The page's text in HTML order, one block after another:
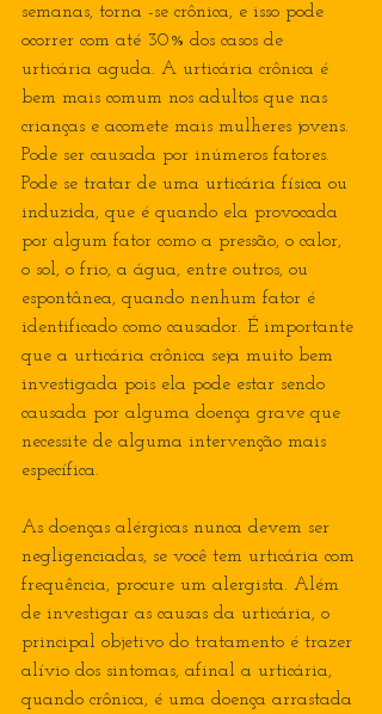
semanas, torna -se crônica, e isso pode
ocorrer com até 30% dos casos de
urticária aguda. A urticária crônica é
bem mais comum nos adultos que nas
crianças e acomete mais mulheres jovens.
Pode ser causada por inúmeros fatores.
Pode se tratar de uma urticária física ou
induzida, que é quando ela provocada
por algum fator como a pressão, o calor,
o sol, o frio, a água, entre outros, ou
espontânea, quando nenhum fator é
identificado como causador. É importante
que a urticária crônica seja muito bem
investigada pois ela pode estar sendo
causada por alguma doença grave que
necessite de alguma intervenção mais
específica.
As doenças alérgicas nunca devem ser
negligenciadas, se você tem urticária com
frequência, procure um alergista. Além
de investigar as causas da urticária, o
principal objetivo do tratamento é trazer
alívio dos sintomas, afinal a urticária,
quando crônica, é uma doença arrastada